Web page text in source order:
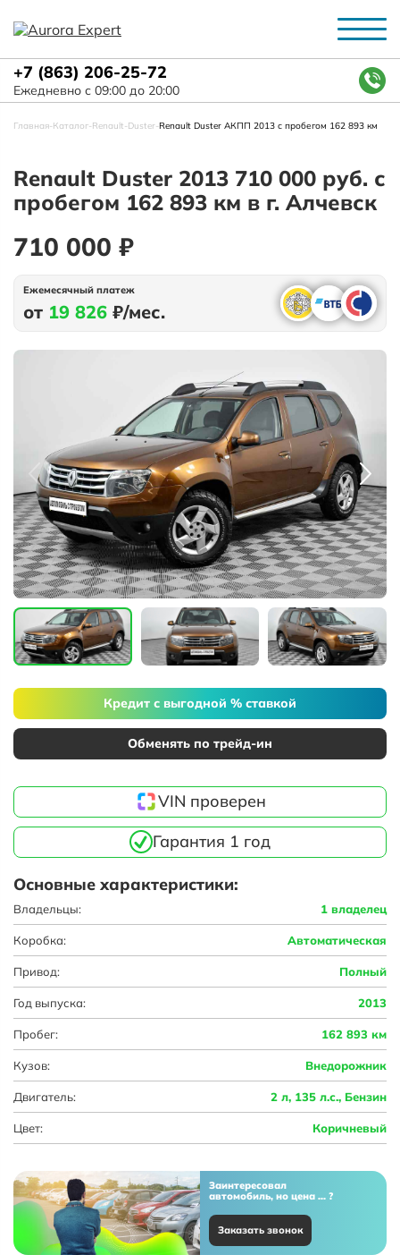
+7 (863) 206-25-72
Ежедневно с 09:00 до 20:00
Главная-Каталог-Renault-Duster-Renault Duster АКПП 2013 с пробегом 162 893 км
Renault Duster 2013 710 000 руб. с
пробегом 162 893 км в г. Алчевск
710 000 ₽
Ежемесячный платеж
от 19 826 ₽/мес.
Кредит с выгодной % ставкой
Обменять по трейд-ин
VIN проверен
Гарантия 1 год
Основные характеристики:
Владельцы: 1 владелец
Коробка: Автоматическая
Привод: Полный
Год выпуска: 2013
Пробег: 162 893 км
Кузов: Внедорожник
Двигатель: 2 л, 135 л.с., Бензин
Цвет: Коричневый
Заинтересовал
автомобиль, но цена ... ?
Заказать звонок